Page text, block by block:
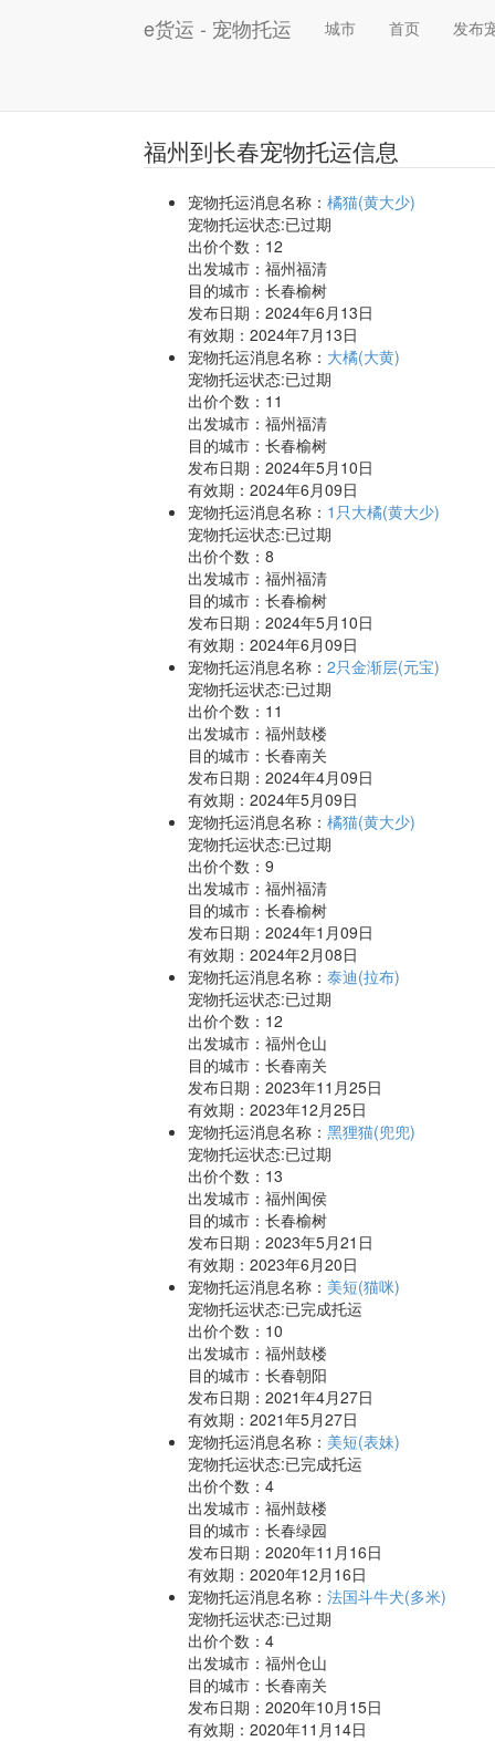
e货运 - 宠物托运 城市 首页 发布
福州到长春宠物托运信息
宠物托运消息名称： 橘猫(黄大少)
宠物托运状态:已过期
出价个数： 12
出发城市：福州福清
目的城市：长春榆树
发布日期：2024年6月13日
有效期：2024年7月13日
宠物托运消息名称： 大橘(大黄)
宠物托运状态:已过期
出价个数： 11
出发城市：福州福清
目的城市：长春榆树
发布日期：2024年5月10日
有效期：2024年6月09日
宠物托运消息名称： 1只大橘(黄大少)
宠物托运状态:已过期
出价个数： 8
出发城市：福州福清
目的城市：长春榆树
发布日期：2024年5月10日
有效期：2024年6月09日
宠物托运消息名称： 2只金渐层(元宝)
宠物托运状态:已过期
出价个数： 11
出发城市：福州鼓楼
目的城市：长春南关
发布日期：2024年4月09日
有效期：2024年5月09日
宠物托运消息名称： 橘猫(黄大少)
宠物托运状态:已过期
出价个数： 9
出发城市：福州福清
目的城市：长春榆树
发布日期：2024年1月09日
有效期：2024年2月08日
宠物托运消息名称： 泰迪(拉布)
宠物托运状态:已过期
出价个数： 12
出发城市：福州仓山
目的城市：长春南关
发布日期：2023年11月25日
有效期：2023年12月25日
宠物托运消息名称： 黑狸猫(兜兜)
宠物托运状态:已过期
出价个数： 13
出发城市：福州闽侯
目的城市：长春榆树
发布日期：2023年5月21日
有效期：2023年6月20日
宠物托运消息名称： 美短(猫咪)
宠物托运状态:已完成托运
出价个数： 10
出发城市：福州鼓楼
目的城市：长春朝阳
发布日期：2021年4月27日
有效期：2021年5月27日
宠物托运消息名称： 美短(表妹)
宠物托运状态:已完成托运
出价个数： 4
出发城市：福州鼓楼
目的城市：长春绿园
发布日期：2020年11月16日
有效期：2020年12月16日
宠物托运消息名称： 法国斗牛犬(多米)
宠物托运状态:已过期
出价个数： 4
出发城市：福州仓山
目的城市：长春南关
发布日期：2020年10月15日
有效期：2020年11月14日